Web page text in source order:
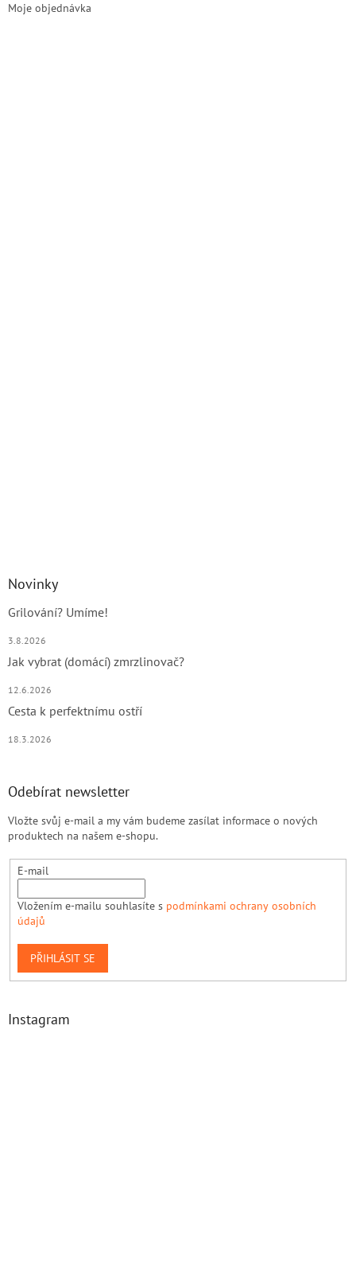
Moje objednávka
Novinky
Grilování? Umíme!
3.8.2026
Jak vybrat (domácí) zmrzlinovač?
12.6.2026
Cesta k perfektnímu ostří
18.3.2026
Odebírat newsletter
Vložte svůj e-mail a my vám budeme zasílat informace o nových
produktech na našem e-shopu.
E-mail
Vložením e-mailu souhlasíte s podmínkami ochrany osobních
údajů
PŘIHLÁSIT SE
Instagram